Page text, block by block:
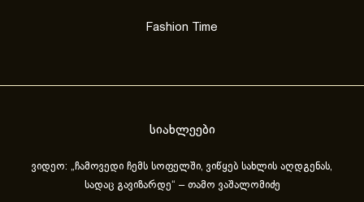
Fashion Time
სიახლეები
ვიდეო: „ჩამოვედი ჩემს სოფელში, ვიწყებ სახლის აღდგენას,
სადაც გავიზარდე“ – თამო ვაშალომიძე